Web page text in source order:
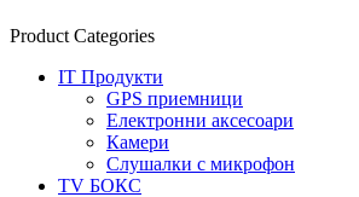
Product Categories
IT Продукти
GPS приемници
Електронни аксесоари
Камери
Слушалки с микрофон
TV БОКС